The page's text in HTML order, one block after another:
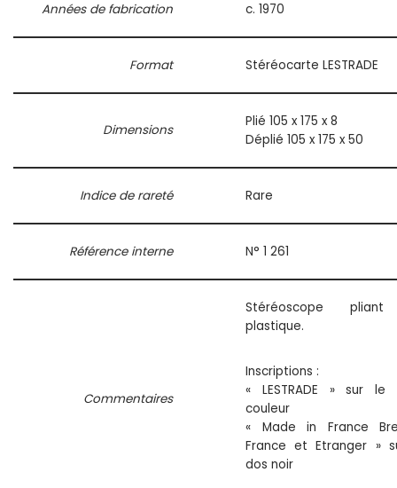
Années de fabrication c. 1970
Format Stéréocarte LESTRADE
Dimensions
Plié 105 x 175 x 8
Déplié 105 x 175 x 50
Indice de rareté Rare
Référence interne N° 1 261
Commentaires
Stéréoscope
plastique.
Inscriptions :
« LESTRADE » sur le
couleur
« Made in France
France et Etranger »
dos noir